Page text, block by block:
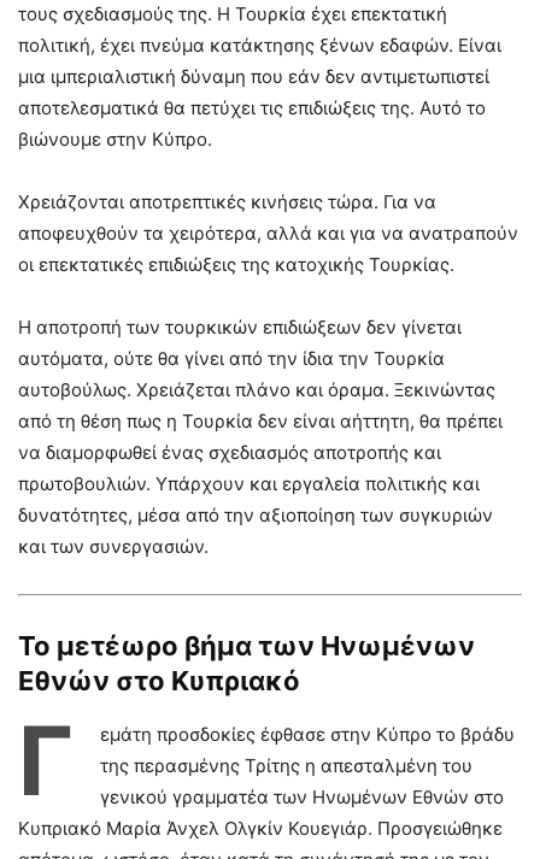
τους σχεδιασμούς της. Η Τουρκία έχει επεκτατική
πολιτική, έχει πνεύμα κατάκτησης ξένων εδαφών. Είναι
μια ιμπεριαλιστική δύναμη που εάν δεν αντιμετωπιστεί
αποτελεσματικά θα πετύχει τις επιδιώξεις της. Αυτό το
βιώνουμε στην Κύπρο.
Χρειάζονται αποτρεπτικές κινήσεις τώρα. Για να
αποφευχθούν τα χειρότερα, αλλά και για να ανατραπούν
οι επεκτατικές επιδιώξεις της κατοχικής Τουρκίας.
Η αποτροπή των τουρκικών επιδιώξεων δεν γίνεται
αυτόματα, ούτε θα γίνει από την ίδια την Τουρκία
αυτοβούλως. Χρειάζεται πλάνο και όραμα. Ξεκινώντας
από τη θέση πως η Τουρκία δεν είναι αήττητη, θα πρέπει
να διαμορφωθεί ένας σχεδιασμός αποτροπής και
πρωτοβουλιών. Υπάρχουν και εργαλεία πολιτικής και
δυνατότητες, μέσα από την αξιοποίηση των συγκυριών
και των συνεργασιών.
Το μετέωρο βήμα των Ηνωμένων
Εθνών στο Κυπριακό
Γ
εμάτη προσδοκίες έφθασε στην Κύπρο το βράδυ
της περασμένης Τρίτης η απεσταλμένη του
γενικού γραμματέα των Ηνωμένων Εθνών στο
Κυπριακό Μαρία Άνχελ Ολγκίν Κουεγιάρ. Προσγειώθηκε